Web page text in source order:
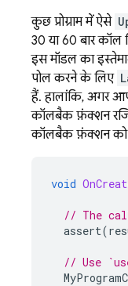
कुछ प्रोग्राम में ऐसे
30 या 60 बार
इस मॉडल का
पोल करने के लिए
हैं. हालांकि, अगर
कॉलबैक फ़ंक्शन
कॉलबैक फ़ंक्शन को
void
// The
assert(
// Use